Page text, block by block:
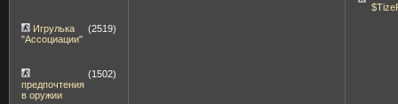
Игрулька
"Ассоциации"
(2519)
предпочтения
в оружии
(1502)